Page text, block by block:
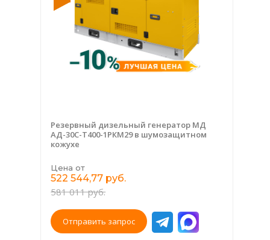
Резервный дизельный генератор МД
АД-30С-Т400-1РКМ29 в шумозащитном
кожухе
Цена от
522 544,77 руб.
581 011 руб.
Отправить запрос